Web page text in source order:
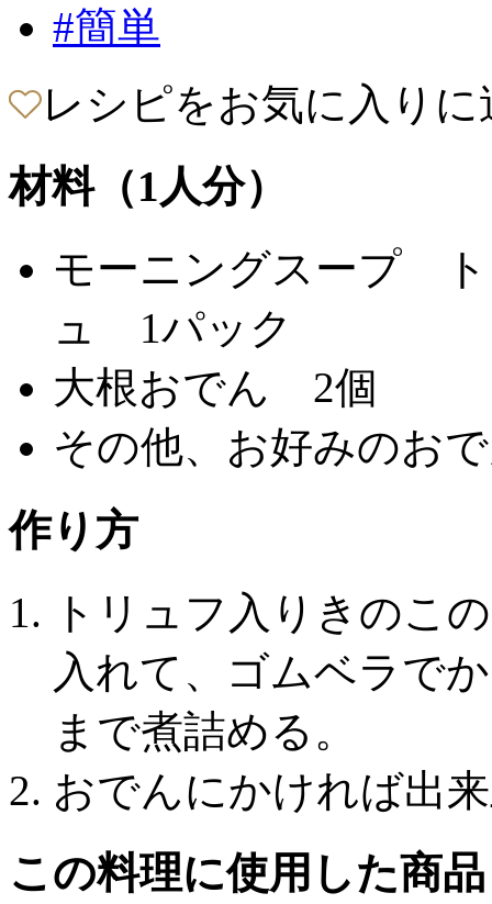
#簡単
レシピをお気に入りに
材料（1人分）
モーニングスープ ト
ュ 1パック
大根おでん 2個
その他、お好みのお
作り方
トリュフ入りきのこ
入れて、ゴムベラで
まで煮詰める。
おでんにかければ出
この料理に使用した商品